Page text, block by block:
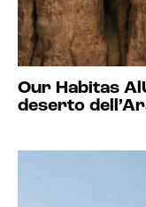
Our Habitas
deserto